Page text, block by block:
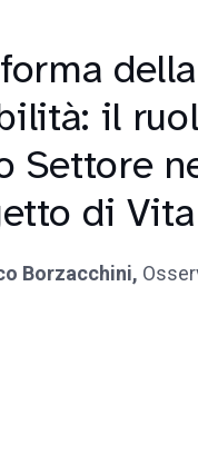
della
il
Settore
di Vita
Borzacchini,